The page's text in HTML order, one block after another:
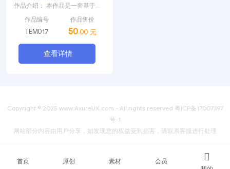
作品介绍： 本作品是一套基于微
模板，包含了商品分...
作品编号
TEM017
作品售价
50.00 元
查看详情
Copyright © 2025 www.AxureUX.com - All rights reserved 粤ICP备17007397
号-1
网站部分内容由用户分享，如发现您的权益受到损害，请联系客服进行处理
首页 原创 素材
会员